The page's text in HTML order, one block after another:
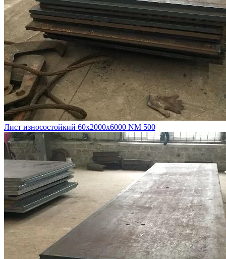
Лист износостойкий 60х2000х6000 NM 500